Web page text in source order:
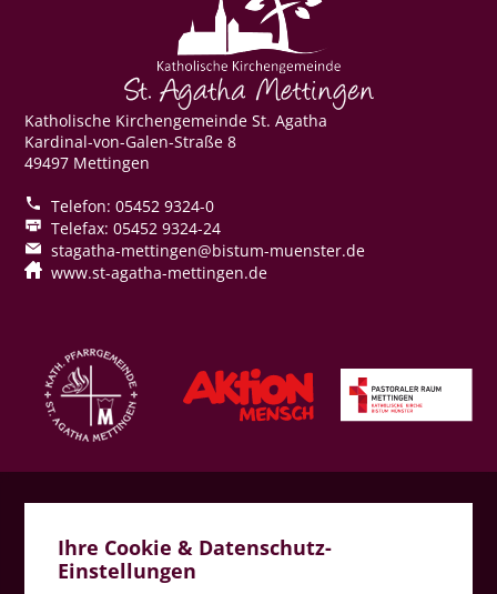
Katholische Kirchengemeinde St. Agatha
Kardinal-von-Galen-Straße 8
49497 Mettingen
Telefon: 05452 9324-0
Telefax: 05452 9324-24
stagatha-mettingen@bistum-muenster.de
www.st-agatha-mettingen.de
Ihre Cookie & Datenschutz-
Einstellungen